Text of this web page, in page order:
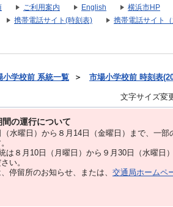
ご利用案内 English 横浜市HP
携帯電話サイト(時刻表) 携帯電話サイト（
小学校前 系統一覧 ＞ 市場小学校前 時刻表
文字サイズ変
の運行について
水曜日）から８⽉14⽇（金曜日）まで、⼀部
８月10日（月曜日）から９月30日（水曜日）
い。
停留所のお知らせ、または、 交通局ホームペ